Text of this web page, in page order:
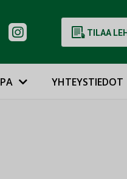
TILAA
YHTEYSTIEDOT